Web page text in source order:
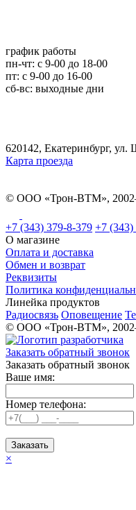
график работы
пн-чт: c 9-00 до 18-00
пт: с 9-00 до 16-00
сб-вс: выходные дни
620142, Екатеринбург, ул.
Карта проезда
© ООО «Трон-ВТМ»,
+7 (343) 379-8-379 +7 (343)
О магазине
Оплата и доставка
Обмен и возврат
Реквизиты
Политика
Линейка продуктов
Радиосвязь Оповещение
© ООО «Трон-ВТМ»,
Заказать обратный звонок
Заказать обратный звонок
Ваше имя:
Номер телефона:
Заказать
×